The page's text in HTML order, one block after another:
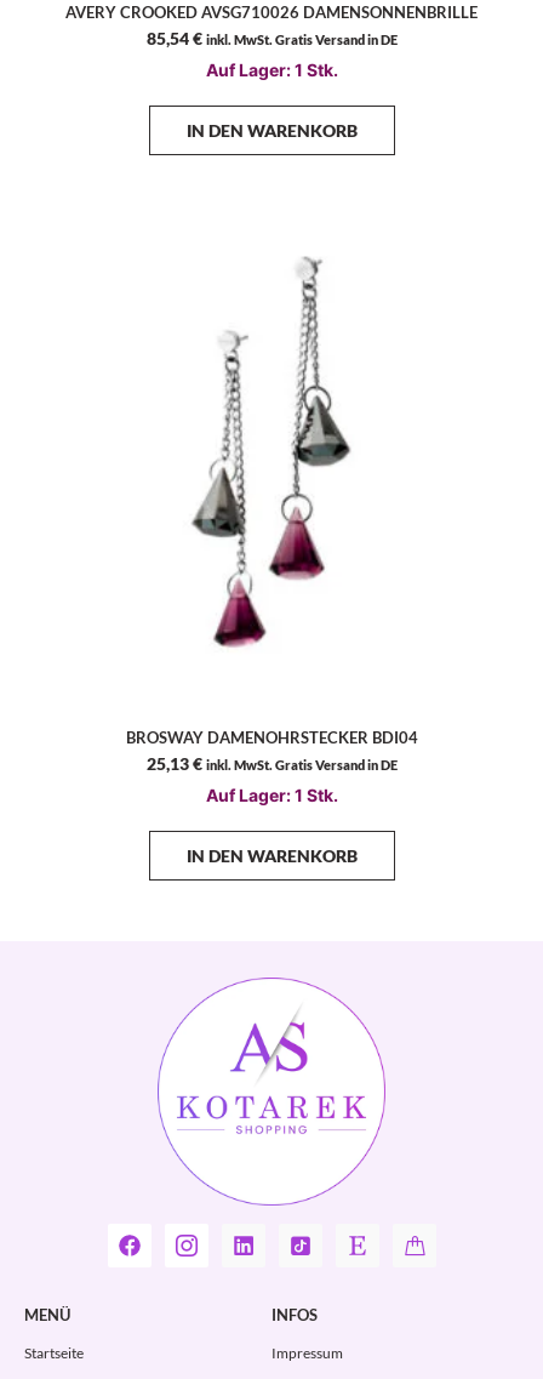
AVERY CROOKED AVSG710026 DAMENSONNENBRILLE
85,54€ inkl. MwSt. Gratis Versand in DE
Auf Lager: 1 Stk.
IN DEN WARENKORB
BROSWAY DAMENOHRSTECKER BDI04
25,13€ inkl. MwSt. Gratis Versand in DE
Auf Lager: 1 Stk.
IN DEN WARENKORB
MENÜ
Startseite
INFOS
Impressum